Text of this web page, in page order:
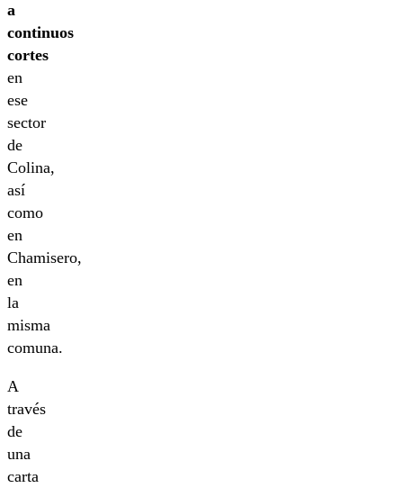
a
continuos
cortes
en
ese
sector
de
Colina,
así
como
en
Chamisero,
en
la
misma
comuna.
A
través
de
una
carta